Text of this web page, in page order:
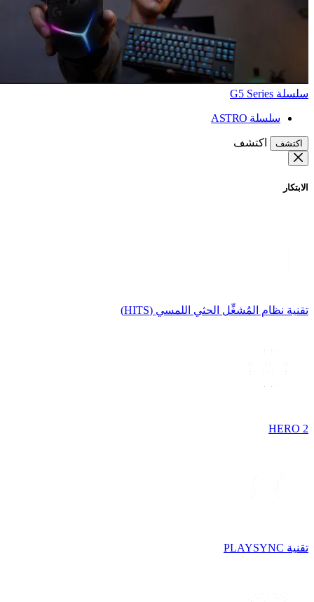
سلسلة G5 Series
سلسلة ASTRO
اكتشف اكتشف
الابتكار
تقنية نظام المُشغِّل الحثي اللمسي (HITS)
HERO 2
تقنية PLAYSYNC